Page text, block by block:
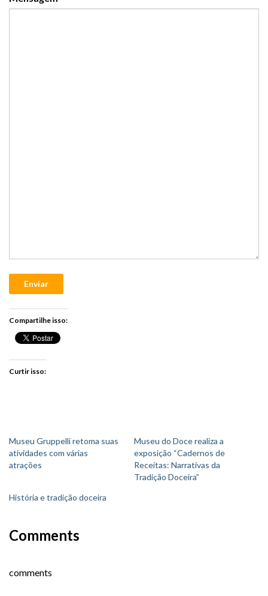
Enviar
Compartilhe isso:
Curtir isso:
Museu Gruppelli retoma suas
atividades com várias
atrações
Museu do Doce realiza a
exposição “Cadernos de
Receitas: Narrativas da
Tradição Doceira”
História e tradição doceira
Comments
comments